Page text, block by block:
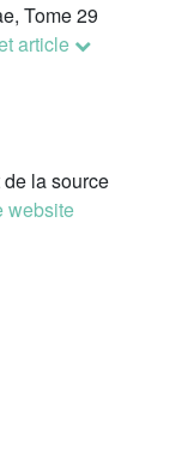
Tome 29
article
la source
website